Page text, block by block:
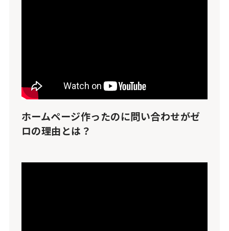
ホームページ作ったのに問い合わせがゼ
ロの理由とは？